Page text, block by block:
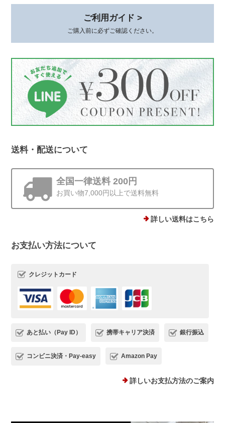
いてから時間が経った今も、またこうし
てお声を届けていただけて、本当に嬉し
いです。 身につけていて、褒めていた
シーンをお届けできたことが何より励み
です。 梱包についてもお言葉をいただ
き、ありがとうございます。これからも
丁寧にお届けしてまいります😊
ストーンminiピアス シルバー925
他にはあまりない、石ころモチーフ、とても可愛いです。まん丸では
この度は、Rolo.をご利用いただき有難
ただけましたら幸いです。 またご縁が
いただけることを、心よりお待ちしてお
ります。
ご利用ガイド >
ご購入前に必ずご確認ください。
送料・配送について
全国一律送料 200円
お買い物7,000円以上で送料無料
詳しい送料はこちら
お支払い方法について
クレジットカード
あと払い（Pay ID） 携帯キャリア決済 銀行振込
コンビニ決済・Pay-easy Amazon Pay
詳しいお支払方法のご案内